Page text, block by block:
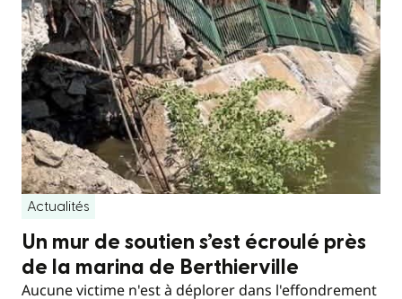
Actualités
Un mur de soutien s’est écroulé près
de la marina de Berthierville
Aucune victime n'est à déplorer dans l'effondrement